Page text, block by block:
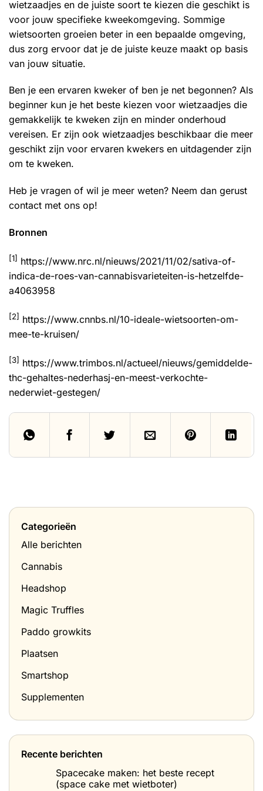
wietzaadjes en de juiste soort te kiezen die geschikt is
voor jouw specifieke kweekomgeving. Sommige
wietsoorten groeien beter in een bepaalde omgeving,
dus zorg ervoor dat je de juiste keuze maakt op basis
van jouw situatie.
Ben je een ervaren kweker of ben je net begonnen? Als
beginner kun je het beste kiezen voor wietzaadjes die
gemakkelijk te kweken zijn en minder onderhoud
vereisen. Er zijn ook wietzaadjes beschikbaar die meer
geschikt zijn voor ervaren kwekers en uitdagender zijn
om te kweken.
Heb je vragen of wil je meer weten? Neem dan gerust
contact met ons op!
Bronnen
[1] https://www.nrc.nl/nieuws/2021/11/02/sativa-of-
indica-de-roes-van-cannabisvarieteiten-is-hetzelfde-
a4063958
[2] https://www.cnnbs.nl/10-ideale-wietsoorten-om-
mee-te-kruisen/
[3] https://www.trimbos.nl/actueel/nieuws/gemiddelde-
thc-gehaltes-nederhasj-en-meest-verkochte-
nederwiet-gestegen/
Categorieën
Alle berichten
Cannabis
Headshop
Magic Truffles
Paddo growkits
Plaatsen
Smartshop
Supplementen
Recente berichten
Spacecake maken: het beste recept
(space cake met wietboter)